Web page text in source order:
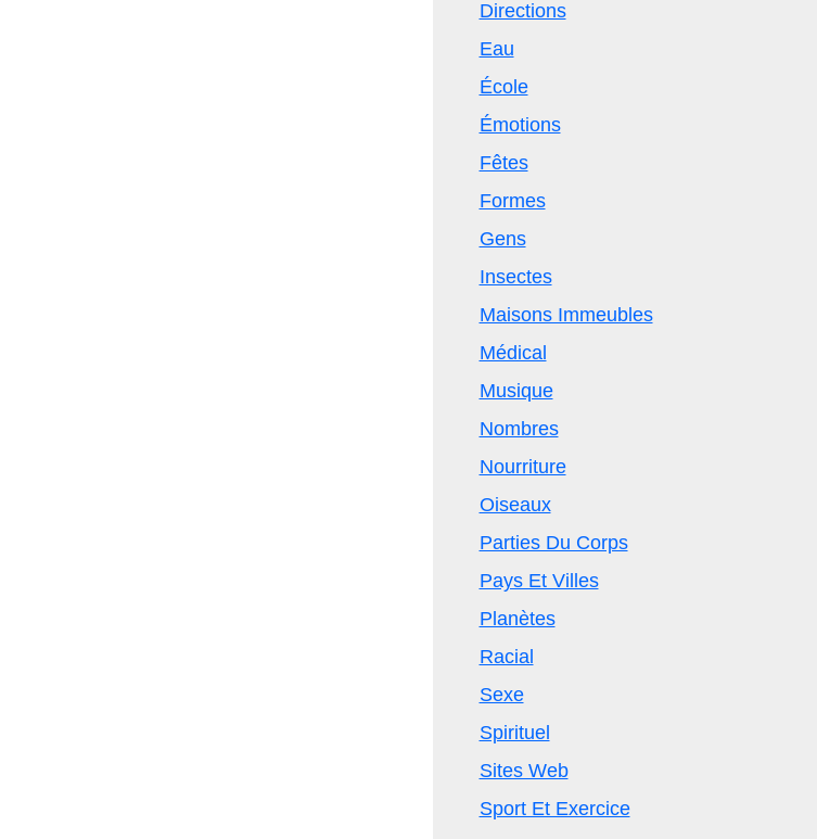
Directions
Eau
École
Émotions
Fêtes
Formes
Gens
Insectes
Maisons Immeubles
Médical
Musique
Nombres
Nourriture
Oiseaux
Parties Du Corps
Pays Et Villes
Planètes
Racial
Sexe
Spirituel
Sites Web
Sport Et Exercice